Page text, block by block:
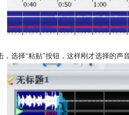
选择“粘贴”按钮，这样刚才选择的声